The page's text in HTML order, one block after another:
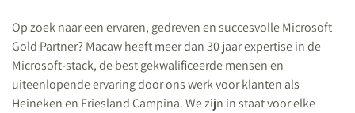
Op zoek naar een ervaren, gedreven en succesvolle Microsoft
Gold Partner? Macaw heeft meer dan 30 jaar expertise in de
Microsoft-stack, de best gekwalificeerde mensen en
uiteenlopende ervaring door ons werk voor klanten als
Heineken en Friesland Campina. We zijn in staat voor elke